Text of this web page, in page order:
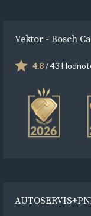
Vektor - Bosch
4.8/ 43